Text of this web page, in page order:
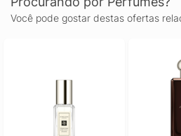
Você pode gostar destas ofertas